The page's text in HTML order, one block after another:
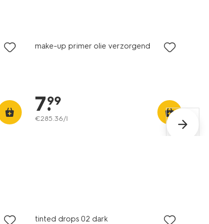
make-up primer olie verzorgend
7.
99
€285.36/l
tinted drops 02 dark